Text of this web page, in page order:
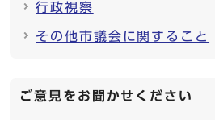
行政視察
その他市議会に関すること
ご意見をお聞かせください